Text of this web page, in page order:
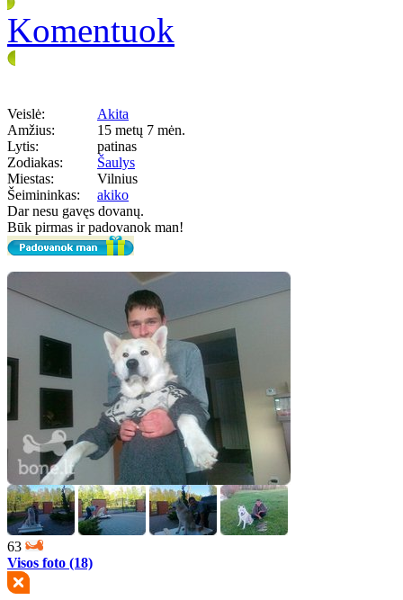
Komentuok
Veislė:
Akita
Amžius:
15 metų 7 mėn.
Lytis:
patinas
Zodiakas:
Šaulys
Miestas:
Vilnius
Šeimininkas:
akiko
Dar nesu gavęs dovanų.
Būk pirmas ir padovanok man!
63
Visos foto (18)